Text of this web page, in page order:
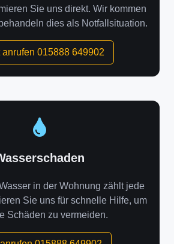
Sie uns direkt. Wir kommen
dies als Notfallsituation.
anrufen 015888 649902
in der Wohnung zählt jede
Sie uns für schnelle Hilfe, um
Schäden zu vermeiden.